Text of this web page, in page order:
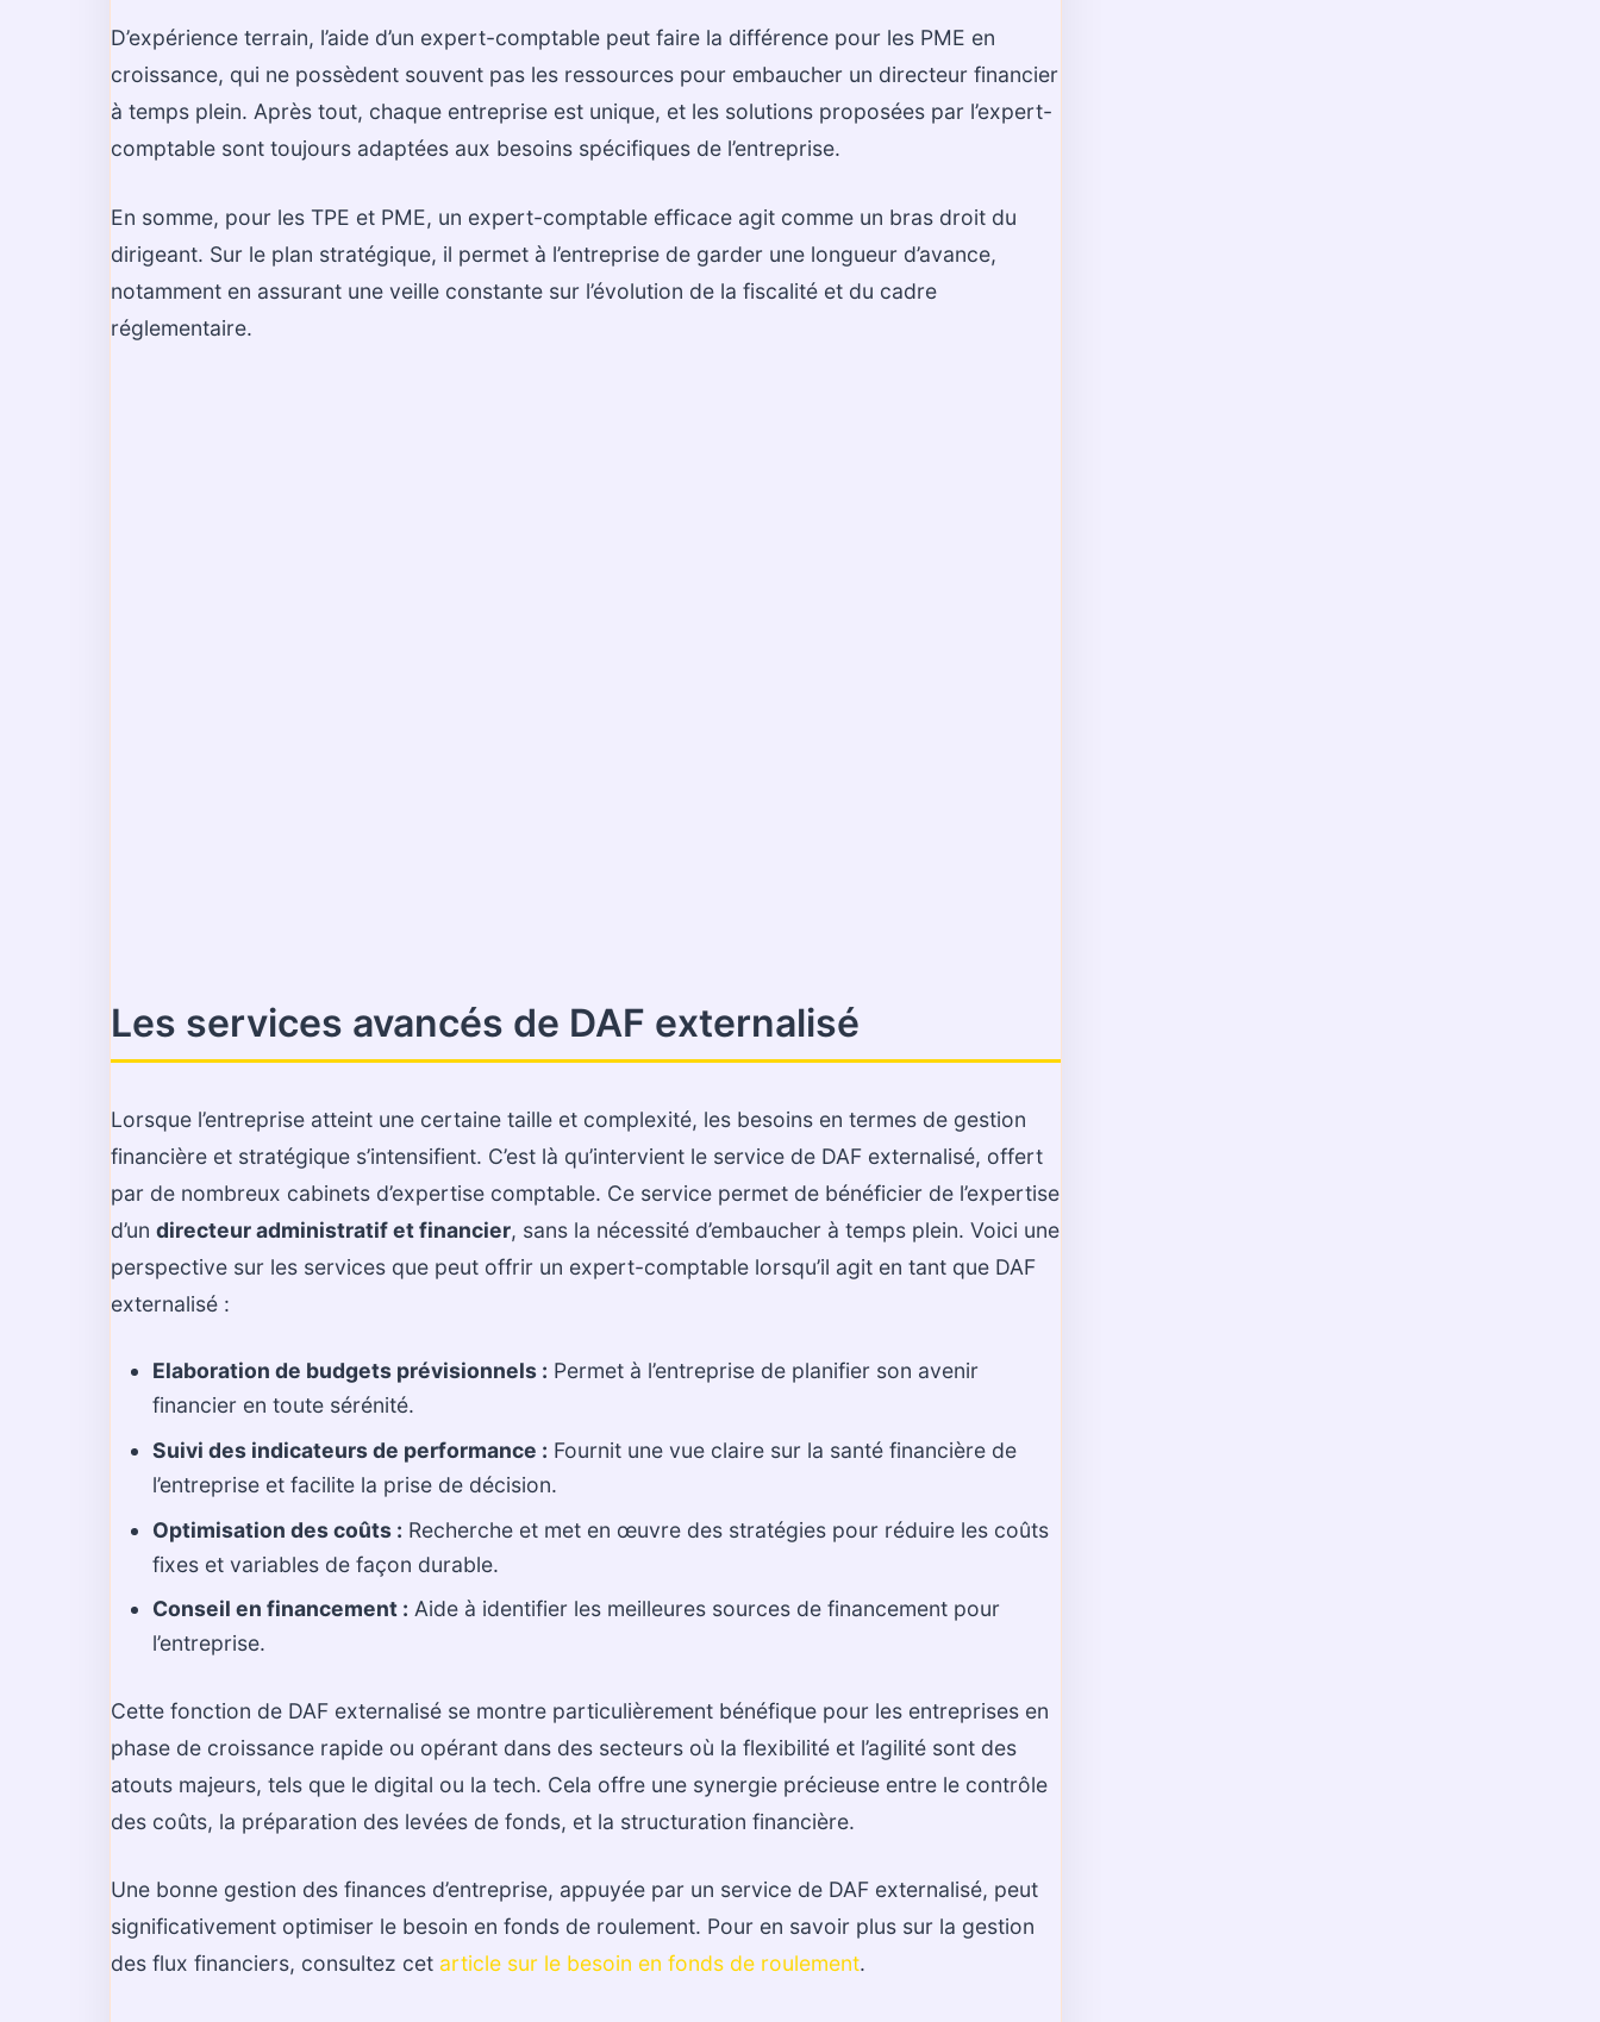
D’expérience terrain, l’aide d’un expert-comptable peut faire la différence pour les PME en
croissance, qui ne possèdent souvent pas les ressources pour embaucher un directeur financier
à temps plein. Après tout, chaque entreprise est unique, et les solutions proposées par l’expert-
comptable sont toujours adaptées aux besoins spécifiques de l’entreprise.
En somme, pour les TPE et PME, un expert-comptable efficace agit comme un bras droit du
dirigeant. Sur le plan stratégique, il permet à l’entreprise de garder une longueur d’avance,
notamment en assurant une veille constante sur l’évolution de la fiscalité et du cadre
réglementaire.
Les services avancés de DAF externalisé
Lorsque l’entreprise atteint une certaine taille et complexité, les besoins en termes de gestion
financière et stratégique s’intensifient. C’est là qu’intervient le service de DAF externalisé, offert
par de nombreux cabinets d’expertise comptable. Ce service permet de bénéficier de l’expertise
d’un directeur administratif et financier, sans la nécessité d’embaucher à temps plein. Voici une
perspective sur les services que peut offrir un expert-comptable lorsqu’il agit en tant que DAF
externalisé :
Elaboration de budgets prévisionnels : Permet à l’entreprise de planifier son avenir
financier en toute sérénité.
Suivi des indicateurs de performance : Fournit une vue claire sur la santé financière de
l’entreprise et facilite la prise de décision.
Optimisation des coûts : Recherche et met en œuvre des stratégies pour réduire les coûts
fixes et variables de façon durable.
Conseil en financement : Aide à identifier les meilleures sources de financement pour
l’entreprise.
Cette fonction de DAF externalisé se montre particulièrement bénéfique pour les entreprises en
phase de croissance rapide ou opérant dans des secteurs où la flexibilité et l’agilité sont des
atouts majeurs, tels que le digital ou la tech. Cela offre une synergie précieuse entre le contrôle
des coûts, la préparation des levées de fonds, et la structuration financière.
Une bonne gestion des finances d’entreprise, appuyée par un service de DAF externalisé, peut
significativement optimiser le besoin en fonds de roulement. Pour en savoir plus sur la gestion
des flux financiers, consultez cet article sur le besoin en fonds de roulement.